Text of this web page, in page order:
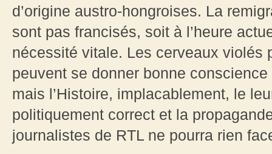
d’origine austro-hongroises. La
sont pas francisés, soit à l’heure
nécessité vitale. Les cerveaux violés
peuvent se donner bonne
mais l’Histoire, implacablement, le
politiquement correct et la
journalistes de RTL ne pourra rien